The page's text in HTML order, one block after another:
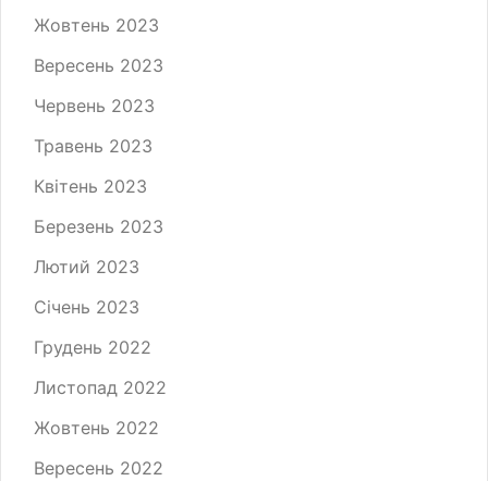
Жовтень 2023
Вересень 2023
Червень 2023
Травень 2023
Квітень 2023
Березень 2023
Лютий 2023
Січень 2023
Грудень 2022
Листопад 2022
Жовтень 2022
Вересень 2022